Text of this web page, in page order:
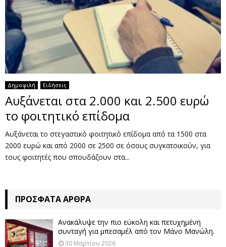
Δημοφιλή Ειδήσεις
Αυξάνεται στα 2.000 και 2.500 ευρώ
το φοιτητικό επίδομα
Αυξάνεται το στεγαστικό φοιτητικό επίδομα από τα 1500 στα
2000 ευρώ και από 2000 σε 2500 σε όσους συγκατοικούν, για
τους φοιτητές που σπουδάζουν στα...
ΠΡΌΣΦΑΤΑ ΆΡΘΡΑ
Ανακάλυψε την πιο εύκολη και πετυχημένη
συνταγή για μπεσαμέλ από τον Μάνο Μανώλη.
30 Μαρτίου 2026